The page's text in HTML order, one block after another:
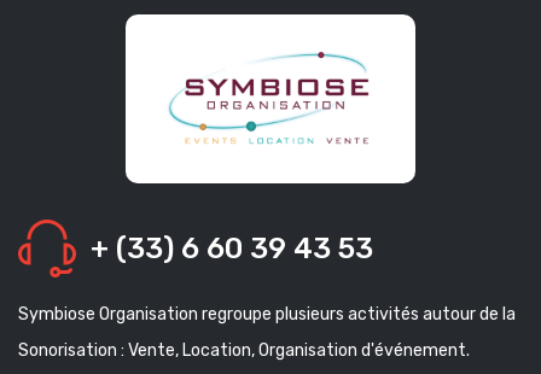
+ (33) 6 60 39 43 53
Symbiose Organisation regroupe plusieurs activités autour de la
Sonorisation : Vente, Location, Organisation d'événement.